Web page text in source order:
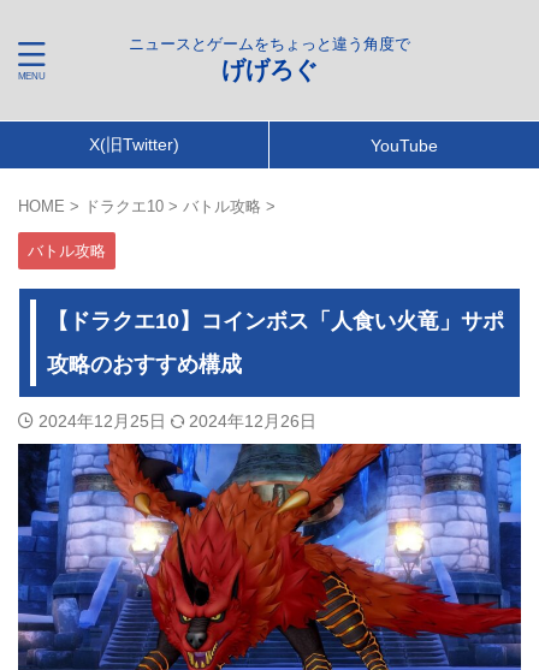
ニュースとゲームをちょっと違う角度で
げげろぐ
X(旧Twitter) YouTube
HOME > ドラクエ10 > バトル攻略 >
バトル攻略
【ドラクエ10】コインボス「人食い火竜」サポ
攻略のおすすめ構成
2024年12月25日 2024年12月26日